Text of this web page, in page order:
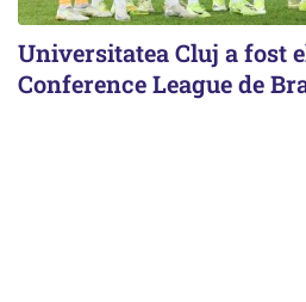
Universitatea Cluj a fost
Conference League de